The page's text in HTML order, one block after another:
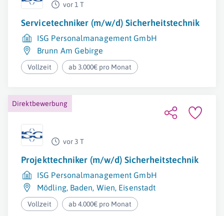
vor 1 T
Servicetechniker (m/w/d) Sicherheitstechnik
ISG Personalmanagement GmbH
Brunn Am Gebirge
Vollzeit ab 3.000€ pro Monat
Direktbewerbung
vor 3 T
Projekttechniker (m/w/d) Sicherheitstechnik
ISG Personalmanagement GmbH
Mödling, Baden, Wien, Eisenstadt
Vollzeit ab 4.000€ pro Monat